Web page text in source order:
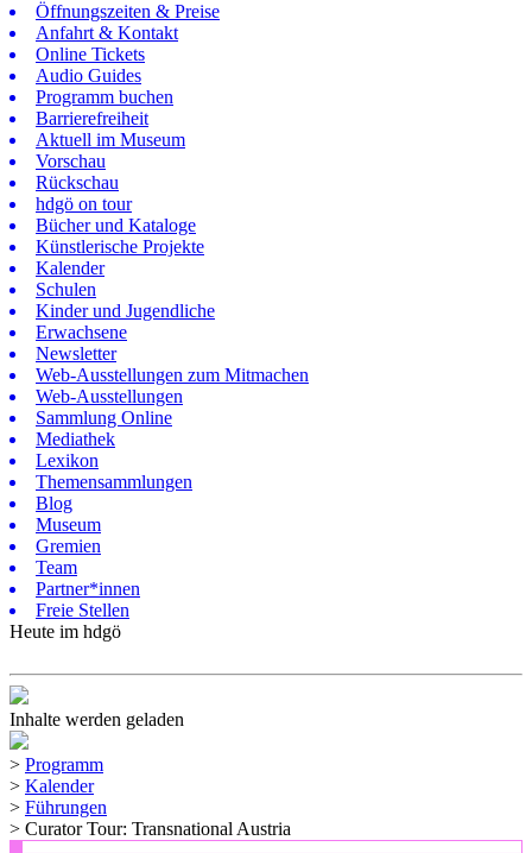
Öffnungszeiten & Preise
Anfahrt & Kontakt
Online Tickets
Audio Guides
Programm buchen
Barrierefreiheit
Aktuell im Museum
Vorschau
Rückschau
hdgö on tour
Bücher und Kataloge
Künstlerische Projekte
Kalender
Schulen
Kinder und Jugendliche
Erwachsene
Newsletter
Web-Ausstellungen zum Mitmachen
Web-Ausstellungen
Sammlung Online
Mediathek
Lexikon
Themensammlungen
Blog
Museum
Gremien
Team
Partner*innen
Freie Stellen
Heute im hdgö
Inhalte werden geladen
> Programm
> Kalender
> Führungen
> Curator Tour: Transnational Austria